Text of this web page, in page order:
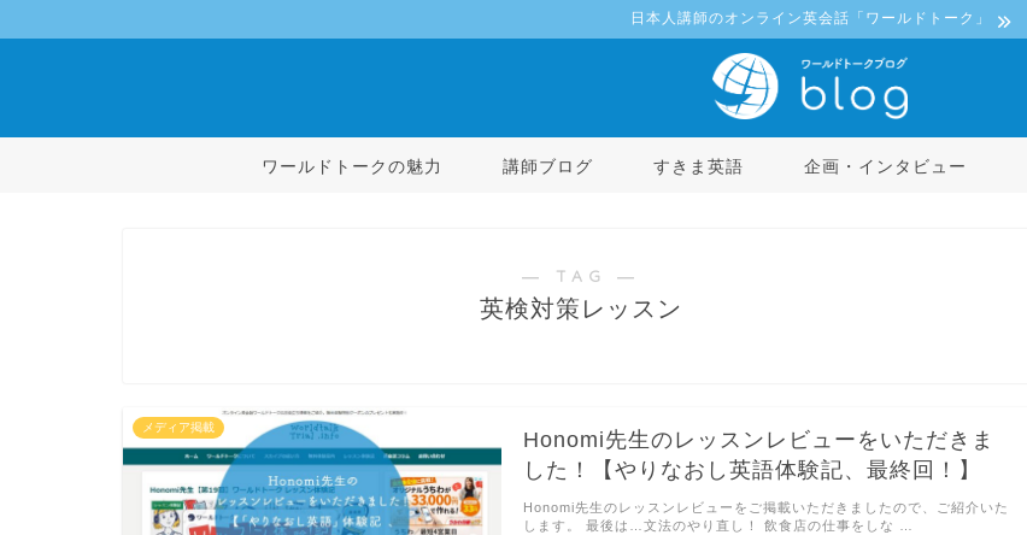
日本人講師のオンライン英会話「ワールドトーク」
ワールドトークの魅力 講師ブログ すきま英語 企画・インタビュー
― TAG ―
英検対策レッスン
メディア掲載
Honomi先生のレッスンレビューをいただきま
した！【やりなおし英語体験記、最終回！】
Honomi先生のレッスンレビューをご掲載いただきましたので、ご紹介いた
します。 最後は…文法のやり直し！ 飲食店の仕事をしな …